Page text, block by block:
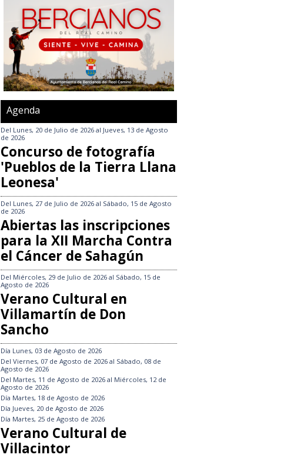
Agenda
Del Lunes, 20 de Julio de 2026 al Jueves, 13 de Agosto
de 2026
Concurso de fotografía
'Pueblos de la Tierra Llana
Leonesa'
Del Lunes, 27 de Julio de 2026 al Sábado, 15 de Agosto
de 2026
Abiertas las inscripciones
para la XII Marcha Contra
el Cáncer de Sahagún
Del Miércoles, 29 de Julio de 2026 al Sábado, 15 de
Agosto de 2026
Verano Cultural en
Villamartín de Don
Sancho
Día Lunes, 03 de Agosto de 2026
Del Viernes, 07 de Agosto de 2026 al Sábado, 08 de
Agosto de 2026
Del Martes, 11 de Agosto de 2026 al Miércoles, 12 de
Agosto de 2026
Día Martes, 18 de Agosto de 2026
Día Jueves, 20 de Agosto de 2026
Día Martes, 25 de Agosto de 2026
Verano Cultural de
Villacintor